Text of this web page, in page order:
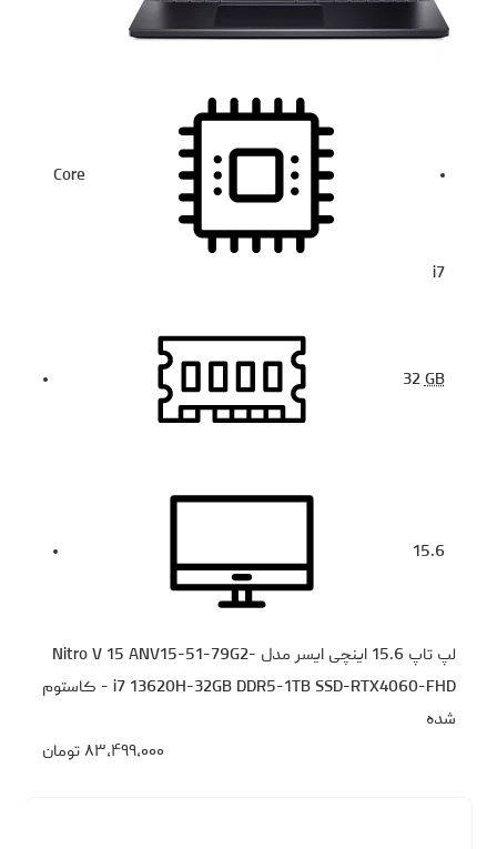
Core
i7
32GB
15.6
لپ تاپ 15.6 اینچی ایسر مدل Nitro V 15 ANV15-51-79G2-
i7 13620H-32GB DDR5-1TB SSD-RTX4060-FHD - کاستوم
شده
۸۳،۴۹۹،۰۰۰ تومان